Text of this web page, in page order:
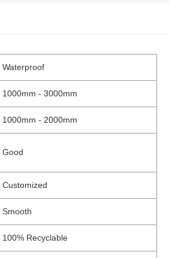
Waterproof
1000mm - 3000mm
1000mm - 2000mm
Good
Customized
Smooth
100% Recyclable